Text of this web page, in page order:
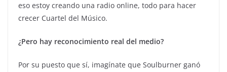
eso estoy creando una radio online, todo para hacer
crecer Cuartel del Músico.
¿Pero hay reconocimiento real del medio?
Por su puesto que sí, imagínate que Soulburner ganó